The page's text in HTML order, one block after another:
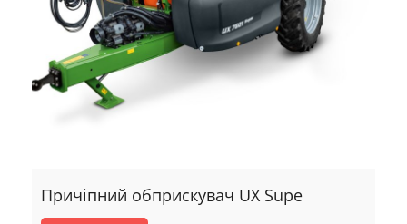
Причіпний обприскувач UX Supe